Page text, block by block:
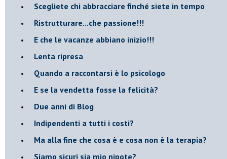
​Scegliete chi abbracciare finché siete in tempo
​Ristrutturare...che passione!!!
​E che le vacanze abbiano inizio!!!
​Lenta ripresa
​Quando a raccontarsi è lo psicologo
​E se la vendetta fosse la felicità?
​Due anni di Blog
​Indipendenti a tutti i costi?
​Ma alla fine che cosa è e cosa non è la terapia?
​Siamo sicuri sia mio nipote?